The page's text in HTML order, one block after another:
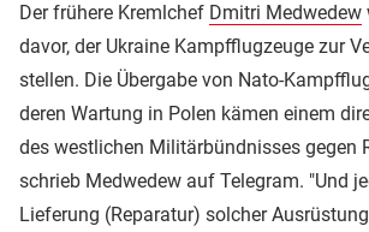
Der frühere Kremlchef Dmitri Medwedew
davor, der Ukraine Kampfflugzeuge zur
stellen. Die Übergabe von Nato-
deren Wartung in Polen kämen einem
des westlichen Militärbündnisses gegen
schrieb Medwedew auf Telegram. "Und
Lieferung (Reparatur) solcher